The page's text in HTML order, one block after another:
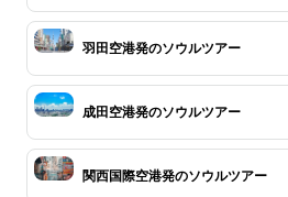
羽田空港発のソウルツアー
成田空港発のソウルツアー
関西国際空港発のソウルツアー